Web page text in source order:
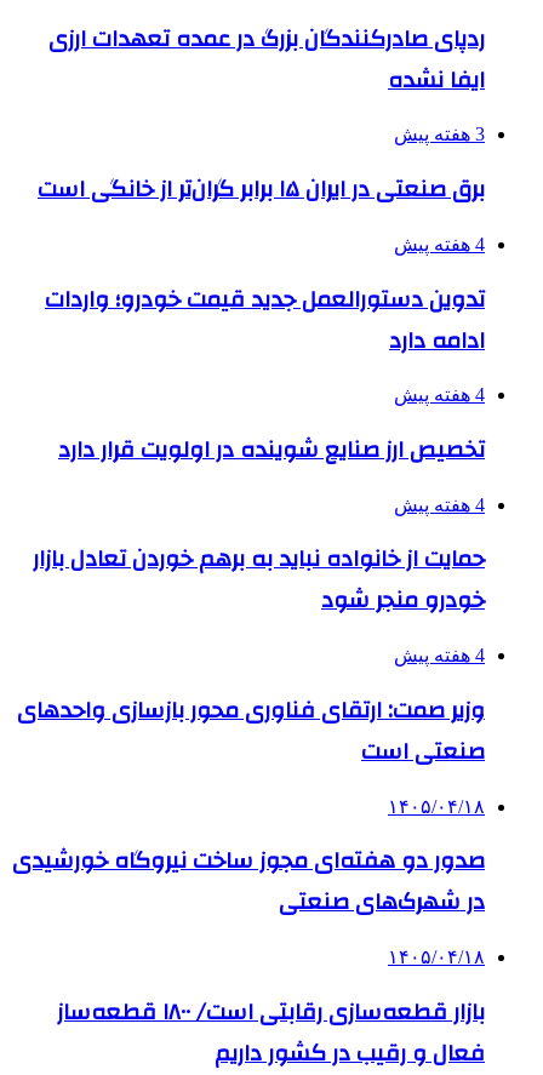
ردپای صادرکنندگان بزرگ در عمده تعهدات ارزی
ایفا نشده
3 هفته پیش
برق صنعتی در ایران ۱۵ برابر گران‌تر از خانگی است
4 هفته پیش
تدوین دستورالعمل جدید قیمت خودرو؛ واردات
ادامه دارد
4 هفته پیش
تخصیص ارز صنایع شوینده در اولویت قرار دارد
4 هفته پیش
حمایت از خانواده نباید به برهم خوردن تعادل بازار
خودرو منجر شود
4 هفته پیش
وزیر صمت: ارتقای فناوری محور بازسازی واحدهای
صنعتی است
۱۴۰۵/۰۴/۱۸
صدور دو هفته‌ای مجوز ساخت نیروگاه خورشیدی
در شهرک‌های صنعتی
۱۴۰۵/۰۴/۱۸
بازار قطعه‌سازی رقابتی است/ ۱۸۰۰ قطعه‌ساز
فعال و رقیب در کشور داریم